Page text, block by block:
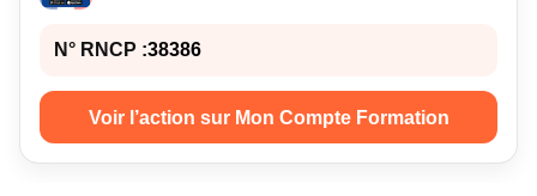
N° RNCP :38386
Voir l’action sur Mon Compte Formation